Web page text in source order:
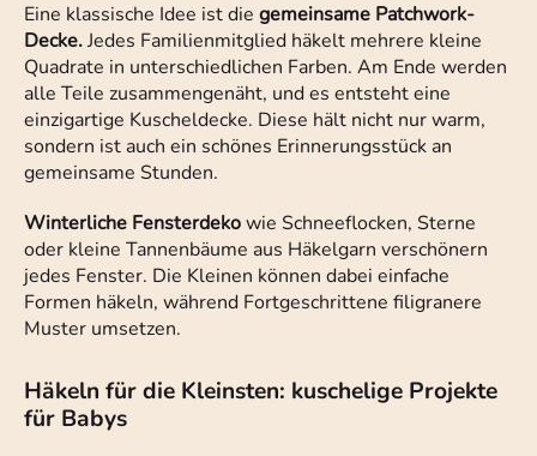
Eine klassische Idee ist die gemeinsame Patchwork-
Decke.Jedes Familienmitglied häkelt mehrere kleine
Quadrate in unterschiedlichen Farben. Am Ende werden
alle Teile zusammengenäht, und es entsteht eine
einzigartige Kuscheldecke. Diese hält nicht nur warm,
sondern ist auch ein schönes Erinnerungsstück an
gemeinsame Stunden.
Winterliche Fensterdekowie Schneeflocken, Sterne
oder kleine Tannenbäume aus Häkelgarn verschönern
jedes Fenster. Die Kleinen können dabei einfache
Formen häkeln, während Fortgeschrittene filigranere
Muster umsetzen.
Häkeln für die Kleinsten: kuschelige Projekte
für Babys